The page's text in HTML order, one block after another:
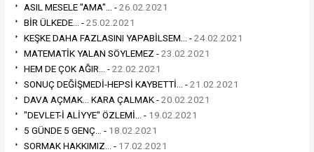
ASIL MESELE "AMA"... -26.02.2021
BİR ÜLKEDE... -25.02.2021
KEŞKE DAHA FAZLASINI YAPABİLSEM... -24.02.2021
MATEMATİK YALAN SÖYLEMEZ -23.02.2021
HEM DE ÇOK AĞIR... -22.02.2021
SONUÇ DEĞİŞMEDİ-HEPSİ KAYBETTİ... -21.02.2021
DAVA AÇMAK... KARA ÇALMAK -20.02.2021
"DEVLET-İ ALİYYE" ÖZLEMİ... - 19.02.2021
5 GÜNDE 5 GENÇ... - 18.02.2021
SORMAK HAKKIMIZ... - 17.02.2021